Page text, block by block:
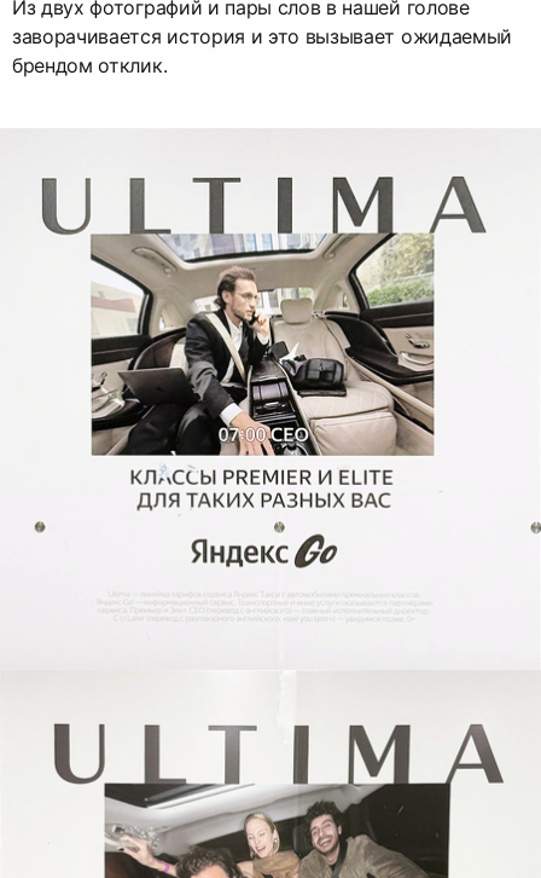
Из двух фотографий и пары слов в нашей голове
заворачивается история и это вызывает ожидаемый
брендом отклик.